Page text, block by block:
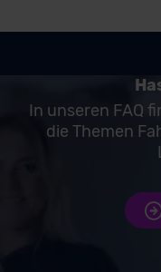
In unseren FAQ
die Themen